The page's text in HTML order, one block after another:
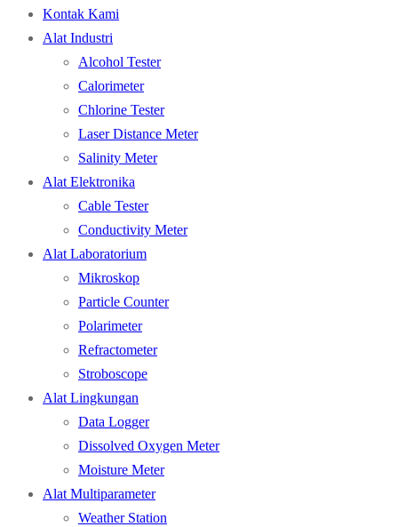
Kontak Kami
Alat Industri
Alcohol Tester
Calorimeter
Chlorine Tester
Laser Distance Meter
Salinity Meter
Alat Elektronika
Cable Tester
Conductivity Meter
Alat Laboratorium
Mikroskop
Particle Counter
Polarimeter
Refractometer
Stroboscope
Alat Lingkungan
Data Logger
Dissolved Oxygen Meter
Moisture Meter
Alat Multiparameter
Weather Station